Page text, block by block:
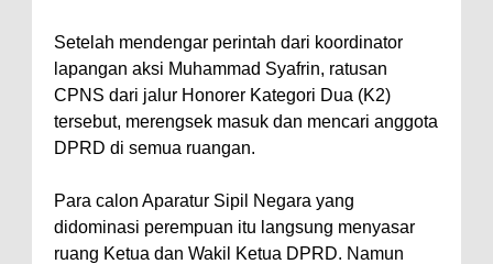
"Polisi Peduli" Satsamapta
Polres Bima Bantu Warga Padolo
Atasi Krisis Air Bersih
Wali Kota Bima Tinjau Rumah
Kelurahan Oi Mbo, Dorong
Percepatan Bantuan BSPS
Setelah mendengar perintah dari koordinator
lapangan aksi Muhammad Syafrin, ratusan
CPNS dari jalur Honorer Kategori Dua (K2)
tersebut, merengsek masuk dan mencari anggota
DPRD di semua ruangan.
Para calon Aparatur Sipil Negara yang
didominasi perempuan itu langsung menyasar
ruang Ketua dan Wakil Ketua DPRD. Namun